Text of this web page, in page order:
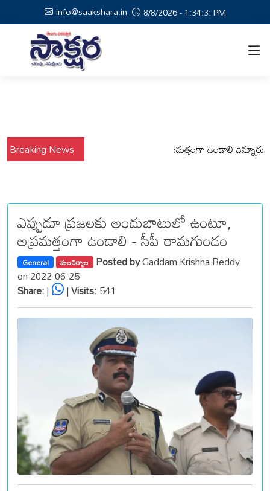
info@saakshara.in 8/8/2026 - 1:34:4: PM
Breaking News
కోటపల్లి, వేమనపల్లి మండలాల ప్రజలు అప్రమత్తంగా ఉండాలి చెన్నూరు
ఎప్పుడూ ప్రజలకు అందుబాటులో ఉంటూ,
అప్రమత్తంగా ఉండాలి - సీపీ రామగుండం
General మంచిర్యాల Posted byGaddam Krishna Reddy
on 2022-06-25
Share:| |Visits:541